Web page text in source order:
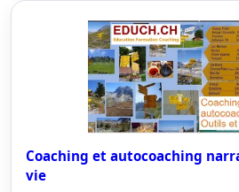
Coaching et autocoaching
vie